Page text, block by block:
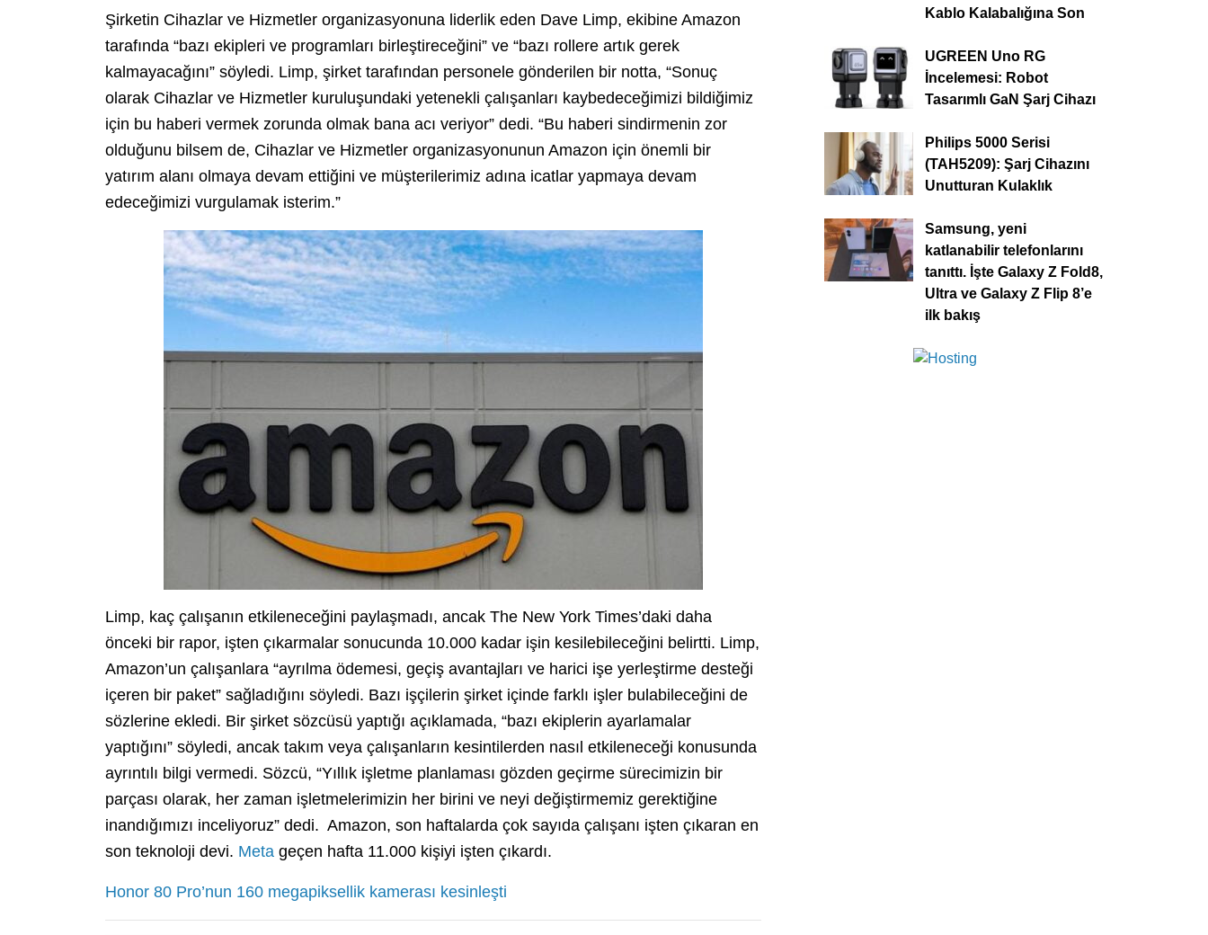
Şirketin Cihazlar ve Hizmetler organizasyonuna liderlik eden Dave Limp, ekibine Amazon
tarafında “bazı ekipleri ve programları birleştireceğini” ve “bazı rollere artık gerek
kalmayacağını” söyledi. Limp, şirket tarafından personele gönderilen bir notta, “Sonuç
olarak Cihazlar ve Hizmetler kuruluşundaki yetenekli çalışanları kaybedeceğimizi bildiğimiz
için bu haberi vermek zorunda olmak bana acı veriyor” dedi. “Bu haberi sindirmenin zor
olduğunu bilsem de, Cihazlar ve Hizmetler organizasyonunun Amazon için önemli bir
yatırım alanı olmaya devam ettiğini ve müşterilerimiz adına icatlar yapmaya devam
edeceğimizi vurgulamak isterim.”
Limp, kaç çalışanın etkileneceğini paylaşmadı, ancak The New York Times’daki daha
önceki bir rapor, işten çıkarmalar sonucunda 10.000 kadar işin kesilebileceğini belirtti. Limp,
Amazon’un çalışanlara “ayrılma ödemesi, geçiş avantajları ve harici işe yerleştirme desteği
içeren bir paket” sağladığını söyledi. Bazı işçilerin şirket içinde farklı işler bulabileceğini de
sözlerine ekledi. Bir şirket sözcüsü yaptığı açıklamada, “bazı ekiplerin ayarlamalar
yaptığını” söyledi, ancak takım veya çalışanların kesintilerden nasıl etkileneceği konusunda
ayrıntılı bilgi vermedi. Sözcü, “Yıllık işletme planlaması gözden geçirme sürecimizin bir
parçası olarak, her zaman işletmelerimizin her birini ve neyi değiştirmemiz gerektiğine
inandığımızı inceliyoruz” dedi. Amazon, son haftalarda çok sayıda çalışanı işten çıkaran en
son teknoloji devi. Meta geçen hafta 11.000 kişiyi işten çıkardı.
Honor 80 Pro’nun 160 megapiksellik kamerası kesinleşti
Kablo Kalabalığına Son
UGREEN Uno RG
İncelemesi: Robot
Tasarımlı GaN Şarj Cihazı
Philips 5000 Serisi
(TAH5209): Şarj Cihazını
Unutturan Kulaklık
Samsung, yeni
katlanabilir telefonlarını
tanıttı. İşte Galaxy Z Fold8,
Ultra ve Galaxy Z Flip 8’e
ilk bakış